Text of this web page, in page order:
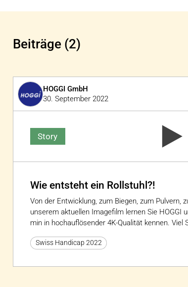
Beiträge (2)
HOGGI GmbH
30. September 2022
Story
Wie entsteht ein Rollstuhl?!
Von der Entwicklung, zum Biegen, zum Pulvern,
unserem aktuellen Imagefilm lernen Sie HOGGI
min in hochauflösender 4K-Qualität kennen. Viel
Swiss Handicap 2022